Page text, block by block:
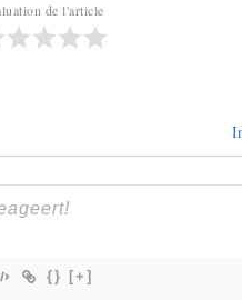
de l'article
{} [+]